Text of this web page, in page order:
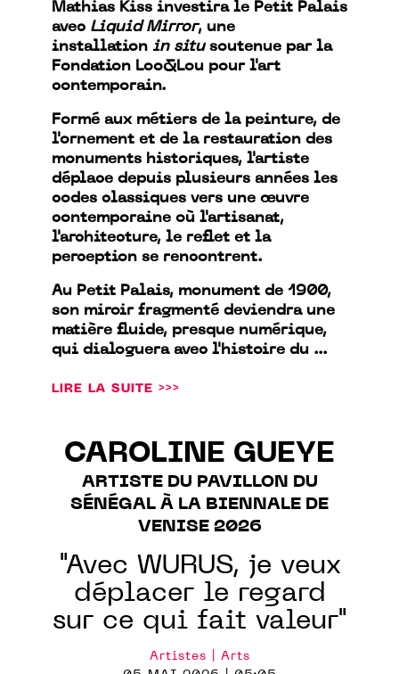
Mathias Kiss investira le Petit Palais
avec Liquid Mirror, une
installation in situsoutenue par la
Fondation Loo&Lou pour l'art
contemporain.
Formé aux métiers de la peinture, de
l'ornement et de la restauration des
monuments historiques, l'artiste
déplace depuis plusieurs années les
codes classiques vers une œuvre
contemporaine où l'artisanat,
l'architecture, le reflet et la
perception se rencontrent.
Au Petit Palais, monument de 1900,
son miroir fragmenté deviendra une
matière fluide, presque numérique,
qui dialoguera avec l'histoire du ...
LIRE LA SUITE >>>
CAROLINE GUEYE
ARTISTE DU PAVILLON DU
SÉNÉGAL À LA BIENNALE DE
VENISE 2026
"Avec WURUS, je veux
déplacer le regard
sur ce qui fait valeur"
Artistes | Arts